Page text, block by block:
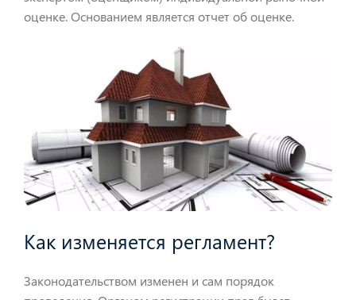
оценке. Основанием является отчет об оценке.
Как изменяется регламент?
Законодательством изменен и сам порядок